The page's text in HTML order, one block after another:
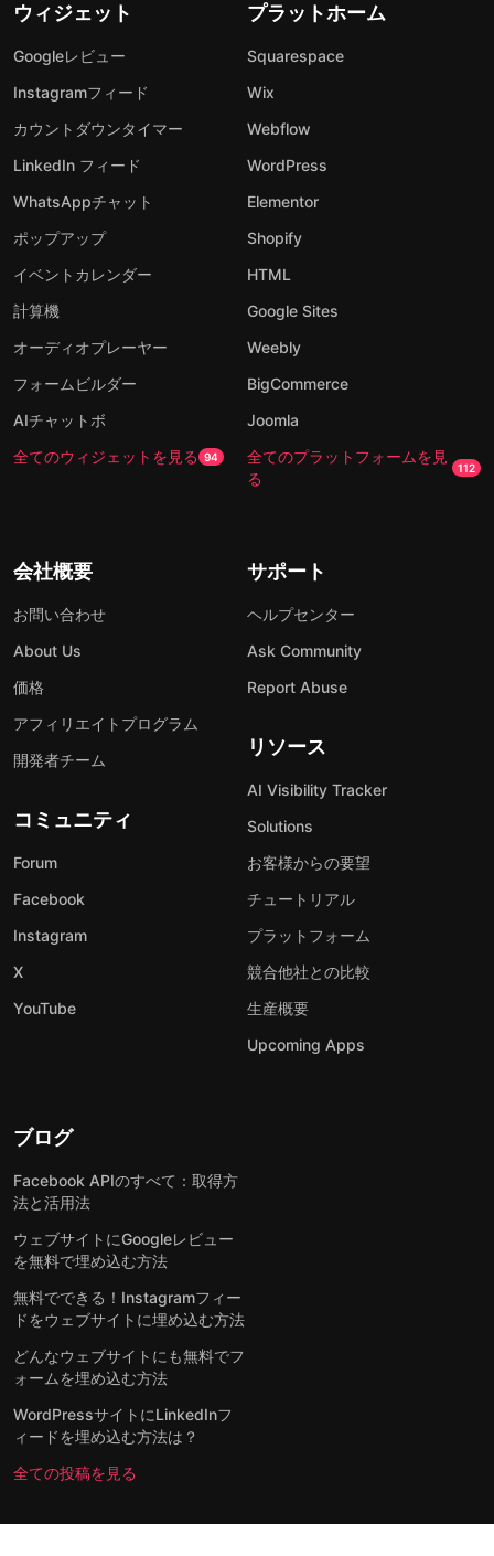
ウィジェット
Googleレビュー
Instagramフィード
カウントダウンタイマー
LinkedIn フィード
WhatsAppチャット
ポップアップ
イベントカレンダー
計算機
オーディオプレーヤー
フォームビルダー
AIチャットボ
全てのウィジェットを見る 94
プラットホーム
Squarespace
Wix
Webflow
WordPress
Elementor
Shopify
HTML
Google Sites
Weebly
BigCommerce
Joomla
全てのプラットフォームを見
る
112
会社概要
お問い合わせ
About Us
価格
アフィリエイトプログラム
開発者チーム
コミュニティ
Forum
Facebook
Instagram
X
YouTube
サポート
ヘルプセンター
Ask Community
Report Abuse
リソース
AI Visibility Tracker
Solutions
お客様からの要望
チュートリアル
プラットフォーム
競合他社との比較
生産概要
Upcoming Apps
ブログ
Facebook APIのすべて：取得方
法と活用法
ウェブサイトにGoogleレビュー
を無料で埋め込む方法
無料でできる！Instagramフィー
ドをウェブサイトに埋め込む方法
どんなウェブサイトにも無料でフ
ォームを埋め込む方法
WordPressサイトにLinkedInフ
ィードを埋め込む方法は？
全ての投稿を見る